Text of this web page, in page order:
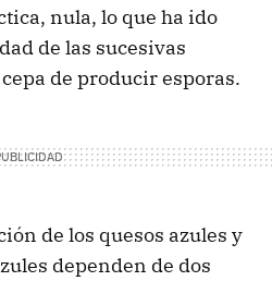
nula, lo que ha ido
de las sucesivas
de producir esporas.
de los quesos azules y
dependen de dos